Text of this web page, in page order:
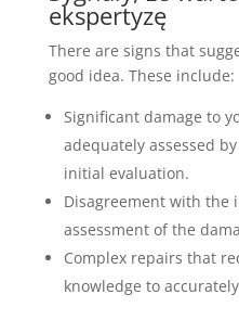
ekspertyzę
There are signs that
good idea. These include:
Significant damage to
adequately assessed
initial evaluation.
Disagreement with the
assessment of the
Complex repairs that
knowledge to